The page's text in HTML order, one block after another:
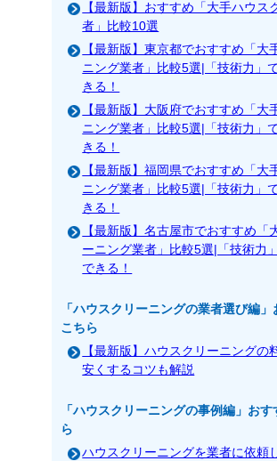
【最新版】おすすめ「大手ハウス
者」比較10選
【最新版】東京都でおすすめ「大
ニング業者」比較5選|「技術力」
きる！
【最新版】大阪府でおすすめ「大
ニング業者」比較5選|「技術力」
きる！
【最新版】福岡県でおすすめ「大
ニング業者」比較5選|「技術力」
きる！
【最新版】名古屋市でおすすめ「
ーニング業者」比較5選|「技術力
できる！
「ハウスクリーニングの業者選び編
こちら
【最新版】ハウスクリーニングの
安くするコツも解説
「ハウスクリーニングの事例編」お
ら
ハウスクリーニングを業者に依